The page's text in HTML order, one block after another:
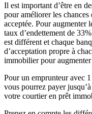
Il est important d’être en
pour améliorer les
acceptée. Pour augmenter
taux d’endettement de
est différent et chaque
d’acceptation propre à
immobilier pour
Pour un emprunteur avec
vous pourrez payer
votre courtier en prêt